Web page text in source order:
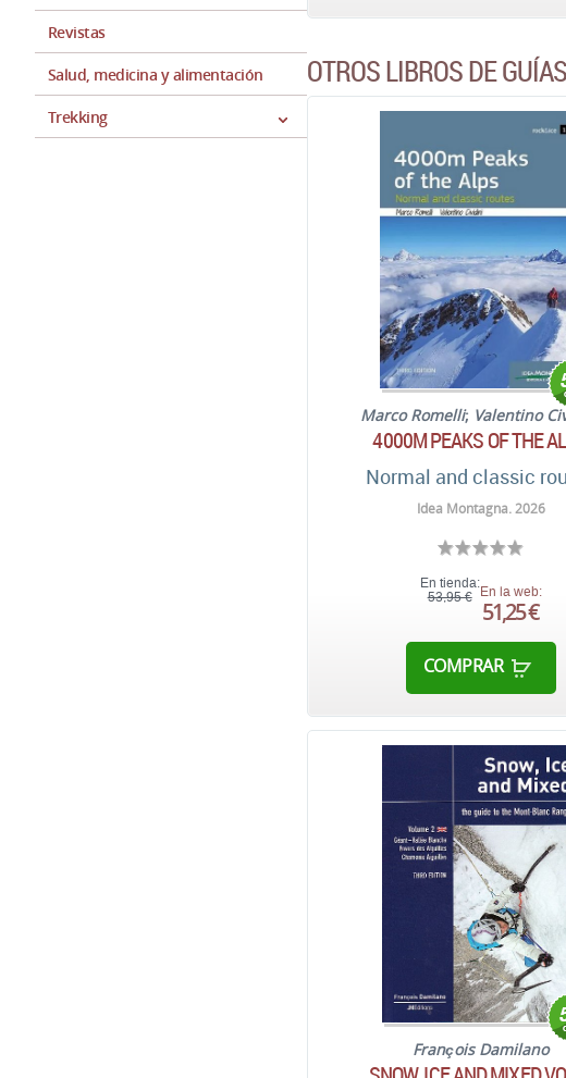
Revistas
Salud, medicina y alimentación
Trekking
OTROS LIBROS DE
Marco Romelli; Valentino
4000M PEAKS OF THE
Normal and classic
Idea Montagna. 2026
En tienda:
53,95 € En la web:
51,25 €
COMPRAR
François Damilano